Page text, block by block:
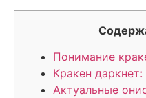
Понимание
Кракен
Актуальные